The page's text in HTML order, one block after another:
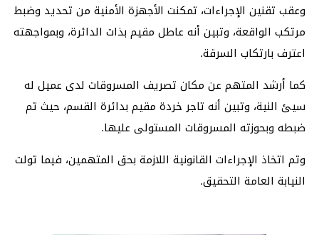
وعقب تقنين الإجراءات، تمكنت الأجهزة الأمنية من تحديد وضبط
مرتكب الواقعة، وتبين أنه عاطل مقيم بذات الدائرة، وبمواجهته
اعترف بارتكاب السرقة.
كما أرشد المتهم عن مكان تصريف المسروقات لدى عميل له
سيئ النية، وتبين أنه تاجر خردة مقيم بدائرة القسم، حيث تم
ضبطه وبحوزته المسروقات المستولى عليها.
وتم اتخاذ الإجراءات القانونية اللازمة بحق المتهمين، فيما تولت
النيابة العامة التحقيق.